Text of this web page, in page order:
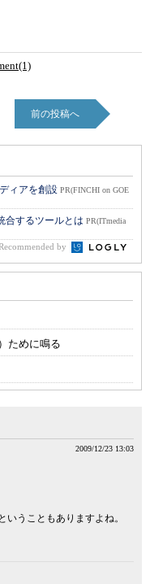
前の投稿へ
ィアを創設 PR(FINCHI on GOE
するツールとは PR(ITmedia
by
ために鳴る
2009/12/23 13:03
うこともありますよね。